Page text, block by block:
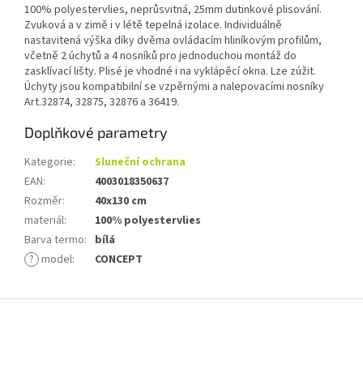
100% polyestervlies, neprůsvitná, 25mm dutinkové plisování.
Zvuková a v zimě i v létě tepelná izolace. Individuálně
nastavitená výška díky dvěma ovládacím hliníkovým profilům,
včetně 2 úchytů a 4 nosníků pro jednoduchou montáž do
zasklívací lišty. Plisé je vhodné i na vyklápěcí okna. Lze zúžit.
Úchyty jsou kompatibilní se vzpěrnými a nalepovacími nosníky
Art.32874, 32875, 32876 a 36419.
Doplňkové parametry
Kategorie:
Sluneční ochrana
EAN:
4003018350637
Rozměr:
40x130 cm
materiál:
100% polyestervlies
Barva termo: bílá
? model: CONCEPT